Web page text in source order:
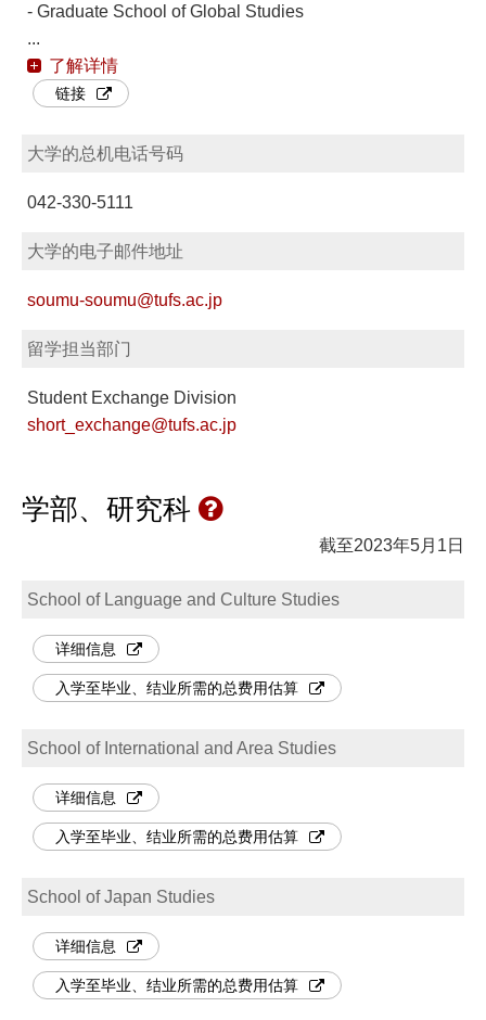
- Graduate School of Global Studies
...
了解详情
链接
大学的总机电话号码
042-330-5111
大学的电子邮件地址
soumu-soumu@tufs.ac.jp
留学担当部门
Student Exchange Division
short_exchange@tufs.ac.jp
学部、研究科
截至2023年5月1日
School of Language and Culture Studies
详细信息
入学至毕业、结业所需的总费用估算
School of International and Area Studies
详细信息
入学至毕业、结业所需的总费用估算
School of Japan Studies
详细信息
入学至毕业、结业所需的总费用估算